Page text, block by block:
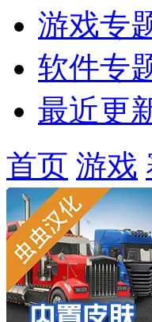
游戏专
软件专
最近更
首页 游戏